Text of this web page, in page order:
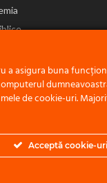
confidențialitate
a asigura buna
de cookie-uri.
Acceptă cookie-uri